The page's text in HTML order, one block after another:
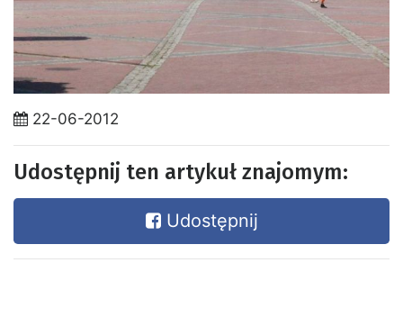
22-06-2012
Udostępnij ten artykuł znajomym:
Udostępnij